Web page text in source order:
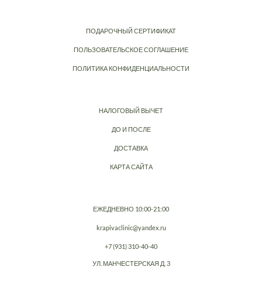
ПОДАРОЧНЫЙ СЕРТИФИКАТ
ПОЛЬЗОВАТЕЛЬСКОЕ СОГЛАШЕНИЕ
ПОЛИТИКА КОНФИДЕНЦИАЛЬНОСТИ
НАЛОГОВЫЙ ВЫЧЕТ
ДО И ПОСЛЕ
ДОСТАВКА
КАРТА САЙТА
ЕЖЕДНЕВНО 10:00-21:00
krapivaclinic@yandex.ru
+7 (931) 310-40-40
УЛ. МАНЧЕСТЕРСКАЯ Д. 3